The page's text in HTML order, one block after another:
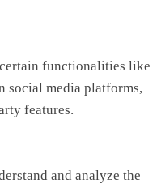
functionalities like
social media platforms,
features.
and analyze the